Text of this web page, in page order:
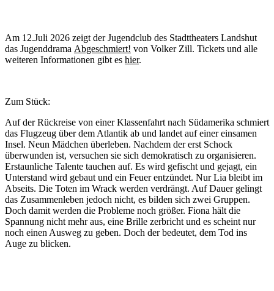
Am 12.Juli 2026 zeigt der Jugendclub des Stadttheaters Landshut
das Jugenddrama Abgeschmiert! von Volker Zill. Tickets und alle
weiteren Informationen gibt es hier.
Zum Stück:
Auf der Rückreise von einer Klassenfahrt nach Südamerika schmiert
das Flugzeug über dem Atlantik ab und landet auf einer einsamen
Insel. Neun Mädchen überleben. Nachdem der erst Schock
überwunden ist, versuchen sie sich demokratisch zu organisieren.
Erstaunliche Talente tauchen auf. Es wird gefischt und gejagt, ein
Unterstand wird gebaut und ein Feuer entzündet. Nur Lia bleibt im
Abseits. Die Toten im Wrack werden verdrängt. Auf Dauer gelingt
das Zusammenleben jedoch nicht, es bilden sich zwei Gruppen.
Doch damit werden die Probleme noch größer. Fiona hält die
Spannung nicht mehr aus, eine Brille zerbricht und es scheint nur
noch einen Ausweg zu geben. Doch der bedeutet, dem Tod ins
Auge zu blicken.